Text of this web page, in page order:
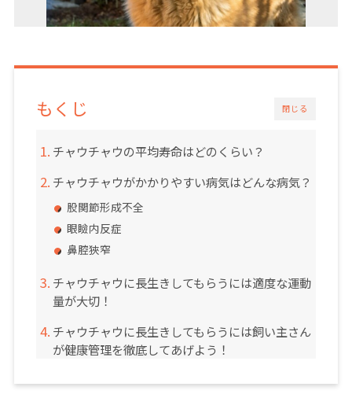
閉じる
もくじ
チャウチャウの平均寿命はどのくらい？
チャウチャウがかかりやすい病気はどんな病気？
股関節形成不全
眼瞼内反症
鼻腔狹窄
チャウチャウに長生きしてもらうには適度な運動
量が大切！
チャウチャウに長生きしてもらうには飼い主さん
が健康管理を徹底してあげよう！